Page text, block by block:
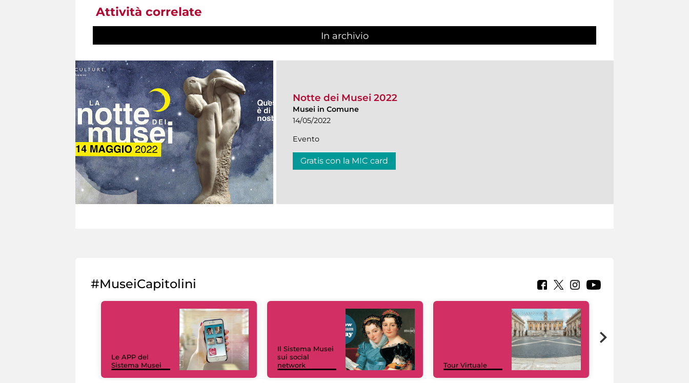
Attività correlate
In archivio
Notte dei Musei 2022
Musei in Comune
14/05/2022
Evento
Gratis con la MIC card
#MuseiCapitolini
Le APP del
Sistema Musei
Il Sistema Musei
sui social
network
Tour Virtuale